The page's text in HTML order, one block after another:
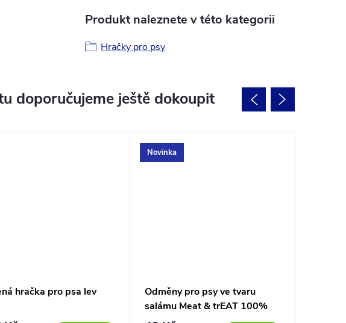
Produkt naleznete v této kategorii
Hračky pro psy
doporučujeme ještě dokoupit
hračka pro psa lev
Novinka
Odměny pro psy ve tvaru
salámu Meat & trEAT 100%